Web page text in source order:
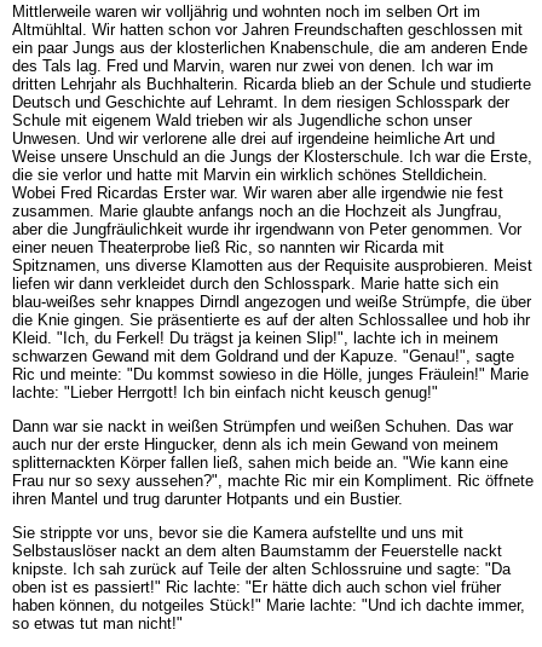
Mittlerweile waren wir volljährig und wohnten noch im selben Ort im
Altmühltal. Wir hatten schon vor Jahren Freundschaften geschlossen mit
ein paar Jungs aus der klosterlichen Knabenschule, die am anderen Ende
des Tals lag. Fred und Marvin, waren nur zwei von denen. Ich war im
dritten Lehrjahr als Buchhalterin. Ricarda blieb an der Schule und studierte
Deutsch und Geschichte auf Lehramt. In dem riesigen Schlosspark der
Schule mit eigenem Wald trieben wir als Jugendliche schon unser
Unwesen. Und wir verlorene alle drei auf irgendeine heimliche Art und
Weise unsere Unschuld an die Jungs der Klosterschule. Ich war die Erste,
die sie verlor und hatte mit Marvin ein wirklich schönes Stelldichein.
Wobei Fred Ricardas Erster war. Wir waren aber alle irgendwie nie fest
zusammen. Marie glaubte anfangs noch an die Hochzeit als Jungfrau,
aber die Jungfräulichkeit wurde ihr irgendwann von Peter genommen. Vor
einer neuen Theaterprobe ließ Ric, so nannten wir Ricarda mit
Spitznamen, uns diverse Klamotten aus der Requisite ausprobieren. Meist
liefen wir dann verkleidet durch den Schlosspark. Marie hatte sich ein
blau-weißes sehr knappes Dirndl angezogen und weiße Strümpfe, die über
die Knie gingen. Sie präsentierte es auf der alten Schlossallee und hob ihr
Kleid. "Ich, du Ferkel! Du trägst ja keinen Slip!", lachte ich in meinem
schwarzen Gewand mit dem Goldrand und der Kapuze. "Genau!", sagte
Ric und meinte: "Du kommst sowieso in die Hölle, junges Fräulein!" Marie
lachte: "Lieber Herrgott! Ich bin einfach nicht keusch genug!"
Dann war sie nackt in weißen Strümpfen und weißen Schuhen. Das war
auch nur der erste Hingucker, denn als ich mein Gewand von meinem
splitternackten Körper fallen ließ, sahen mich beide an. "Wie kann eine
Frau nur so sexy aussehen?", machte Ric mir ein Kompliment. Ric öffnete
ihren Mantel und trug darunter Hotpants und ein Bustier.
Sie strippte vor uns, bevor sie die Kamera aufstellte und uns mit
Selbstauslöser nackt an dem alten Baumstamm der Feuerstelle nackt
knipste. Ich sah zurück auf Teile der alten Schlossruine und sagte: "Da
oben ist es passiert!" Ric lachte: "Er hätte dich auch schon viel früher
haben können, du notgeiles Stück!" Marie lachte: "Und ich dachte immer,
so etwas tut man nicht!"